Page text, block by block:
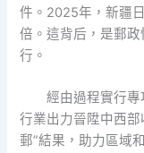
件。2025年，新疆
倍。這背后，是郵
行。
經由過程實行專
行業出力晉陞中西
郵”結果，助力區域